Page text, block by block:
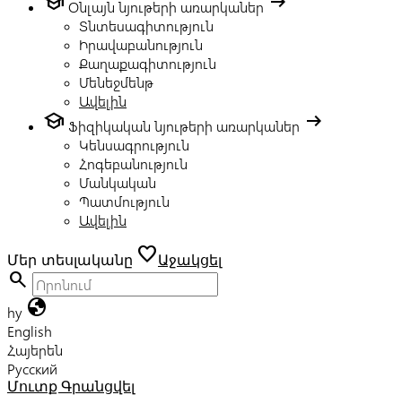
Օնլայն նյութերի առարկաներ
Տնտեսագիտություն
Իրավաբանություն
Քաղաքագիտություն
Մենեջմենթ
Ավելին
school Ֆիզիկական նյութերի առարկաներ arrow_right_alt
Կենսագրություն
Հոգեբանություն
Մանկական
Պատմություն
Ավելին
Մեր տեսլականը favoriteԱջակցել
search
hy globe
English
Հայերեն
Русский
Մուտք Գրանցվել